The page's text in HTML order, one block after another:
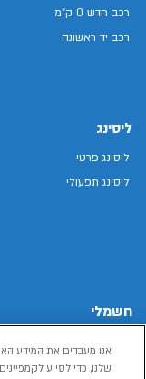
רכב חדש 0 ק"מ
רכב יד ראשונה
ליסינג
ליסינג פרטי
ליסינג תפעולי
חשמלי
רכב חשמלי
אנו מעבדים את המידע
שלנו, כדי לסייע